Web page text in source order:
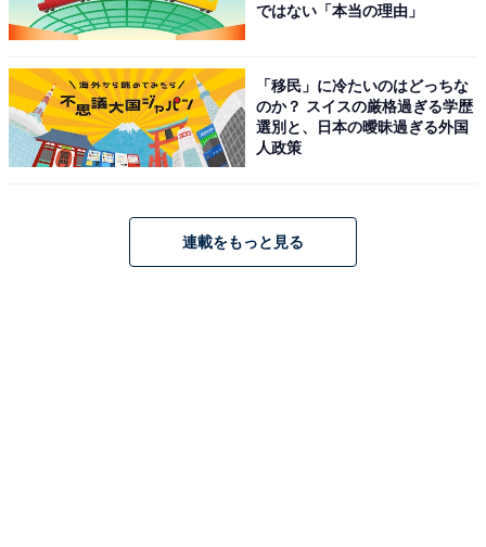
ではない「本当の理由」
「移民」に冷たいのはどっちな
のか？ スイスの厳格過ぎる学歴
選別と、日本の曖昧過ぎる外国
人政策
連載をもっと見る